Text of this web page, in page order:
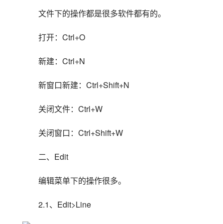
文件下的操作都是很多软件都有的。
打开：Ctrl+O
新建：Ctrl+N
新窗口新建：Ctrl+Shift+N
关闭文件：Ctrl+W
关闭窗口：Ctrl+Shift+W
二、Edit
编辑菜单下的操作很多。
2.1、Edit>Line